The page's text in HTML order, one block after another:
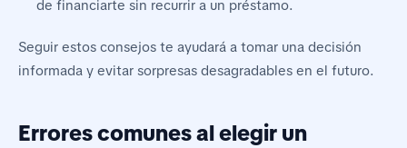
de financiarte sin recurrir a un préstamo.
Seguir estos consejos te ayudará a tomar una decisión
informada y evitar sorpresas desagradables en el futuro.
Errores comunes al elegir un